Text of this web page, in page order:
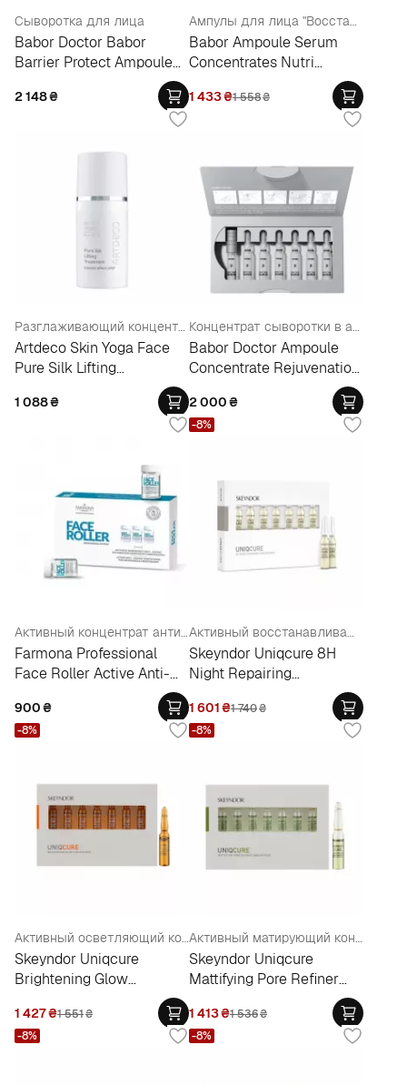
Сыворотка для лица
Babor Doctor Babor
Barrier Protect Ampoule
2 148₴
Ампулы для лица "Восстановление и питание"
Babor Ampoule Serum
Concentrates Nutri
1 433₴1 558₴
Разглаживающий концентрат с экстрактом шёлка и жемчуга
Artdeco Skin Yoga Face
Pure Silk Lifting
1 088₴
Концентрат сыворотки в ампулах для омоложения кожи лица (7х2 мл)
Babor Doctor Ampoule
Concentrate Rejuvenation
2 000₴
Активный концентрат антивозрастной для процедур микроигольчатой мезотерапии
Farmona Professional
Face Roller Active Anti-
900₴
Активный восстанавливающий ночной концентрат 8 часов №7
Skeyndor Uniqcure 8H
Night Repairing
1 601₴1 740₴
-8%
Активный осветляющий концентрат "Сияние" №7
Skeyndor Uniqcure
Brightening Glow
1 427₴1 551₴
-8%
Активный матирующий концентрат от расширенных пор №7
Skeyndor Uniqcure
Mattifying Pore Refiner
1 413₴1 536₴
-8%
-8% -8%